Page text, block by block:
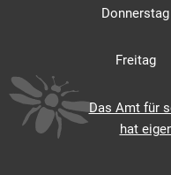
Donnerstag
Freitag
Das Amt für
hat